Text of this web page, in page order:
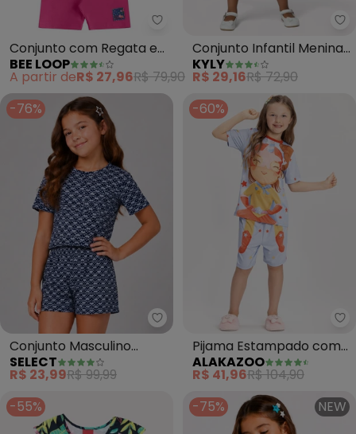
Bee Loop - Conjunto com
Conjunto com Regata e
Bermuda (Azul)
BEE LOOP
A partir deR$ 27,96R$ 79,90
Conjunto Infantil Menina
Estampado (Azul
Marinho)
KYLY
R$ 29,16R$ 72,90
-76%
Select - Conjunto Masculino
Conjunto Masculino
Infantil Blusa com Short
(Azul)
SELECT
R$ 23,99R$ 99,99
-60%
Pijama Estampado com
Camiseta e Shorts
(Vermelho)
ALAKAZOO
R$ 41,96R$ 104,90
-55%
-75% NEW